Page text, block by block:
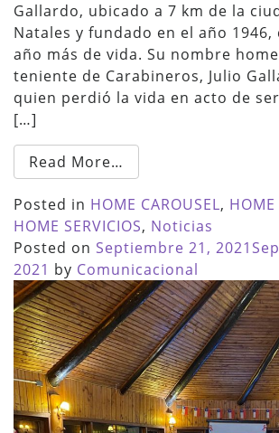
Gallardo, ubicado a 7 km de la
Natales y fundado en el año
año más de vida. Su nombre
teniente de Carabineros, Julio
quien perdió la vida en acto de
[…]
Read More…
Posted in HOME CAROUSEL, HOME
HOME SERVICIOS, Noticias
Posted on Septiembre 21, 2021
2021 by Comunicacional